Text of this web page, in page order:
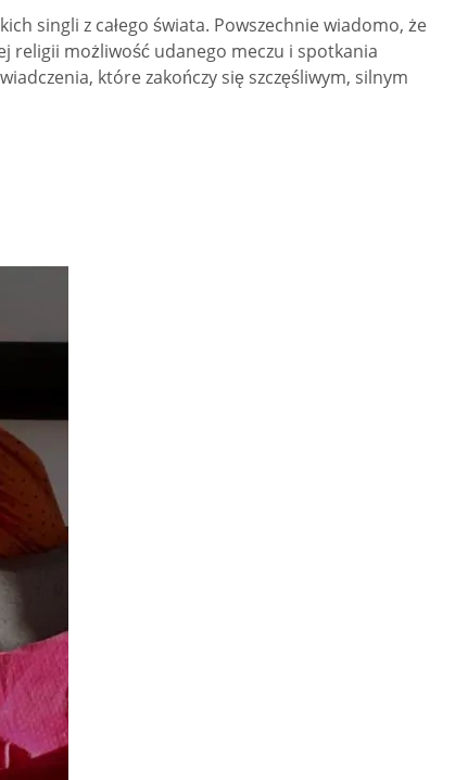
singli z całego świata. Powszechnie wiadomo, że
religii możliwość udanego meczu i spotkania
które zakończy się szczęśliwym, silnym